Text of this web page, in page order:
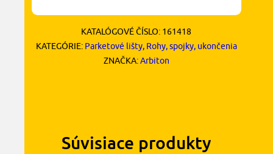
KATALÓGOVÉ ČÍSLO: 161418
KATEGÓRIE: Parketové lišty, Rohy, spojky, ukončenia
ZNAČKA:Arbiton
Súvisiace produkty